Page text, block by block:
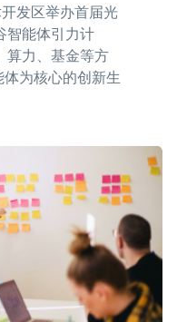
发区举办首届光
智能体引力计
算力、基金等方
为核心的创新生